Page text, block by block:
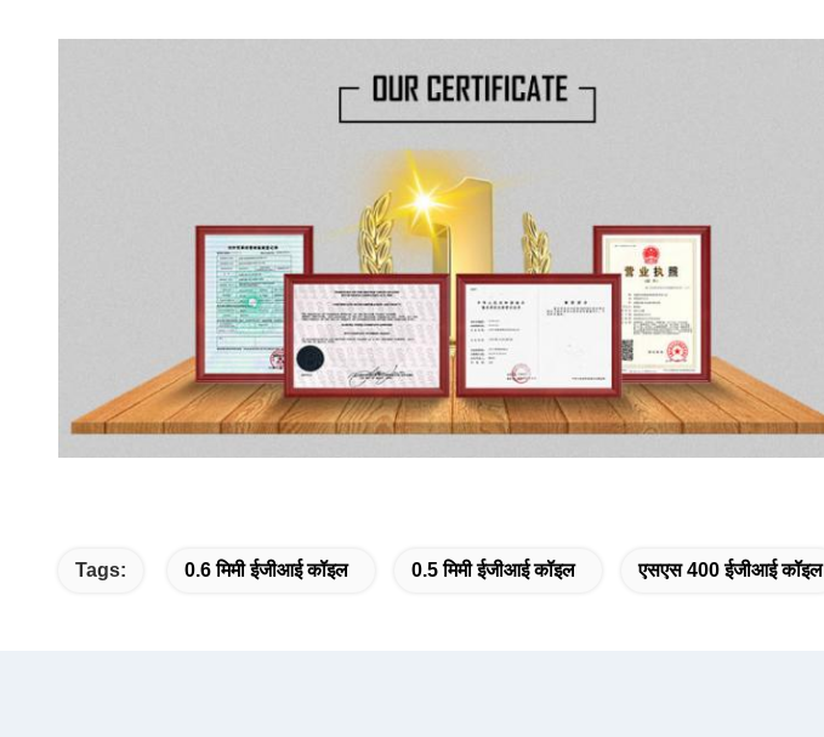
Tags: 0.6 मिमी ईजीआई कॉइल 0.5 मिमी ईजीआई कॉइल एसएस 400 ईजीआई कॉइल